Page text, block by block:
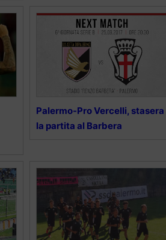
Palermo-Pro Vercelli, stasera
la partita al Barbera